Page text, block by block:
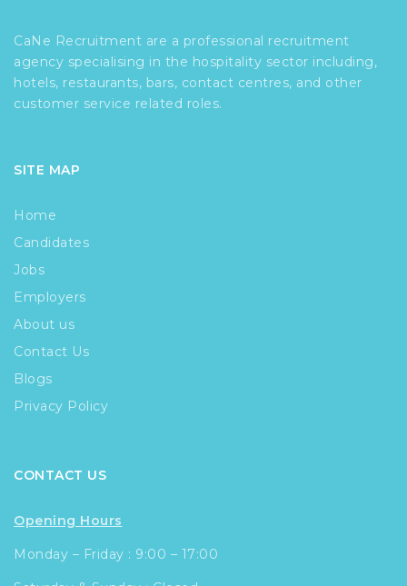
CaNe Recruitment are a professional recruitment
agency specialising in the hospitality sector including,
hotels, restaurants, bars, contact centres, and other
customer service related roles.
SITE MAP
Home
Candidates
Jobs
Employers
About us
Contact Us
Blogs
Privacy Policy
CONTACT US
Opening Hours
Monday – Friday : 9:00 – 17:00